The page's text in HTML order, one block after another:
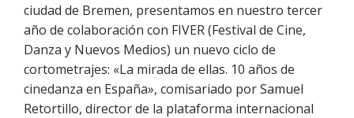
ciudad de Bremen, presentamos en nuestro tercer
año de colaboración con FIVER (Festival de Cine,
Danza y Nuevos Medios) un nuevo ciclo de
cortometrajes: «La mirada de ellas. 10 años de
cinedanza en España», comisariado por Samuel
Retortillo, director de la plataforma internacional